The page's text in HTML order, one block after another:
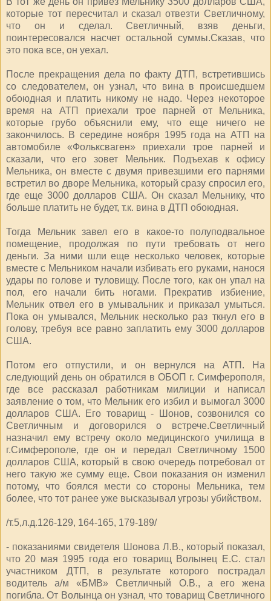
которые тот пересчитал и сказал отвезти Светличному,
что он и сделал. Светличный, взяв деньги,
поинтересовался насчет остальной суммы.Сказав, что
это пока все, он уехал.
После прекращения дела по факту ДТП, встретившись
со следователем, он узнал, что вина в происшедшем
обоюдная и платить никому не надо. Через некоторое
время на АТП приехали трое парней от Мельника,
которые грубо объяснили ему, что еще ничего не
закончилось. В середине ноября 1995 года на АТП на
автомобиле «Фольксваген» приехали трое парней и
сказали, что его зовет Мельник. Подъехав к офису
Мельника, он вместе с двумя привезшими его парнями
встретил во дворе Мельника, который сразу спросил его,
где еще 3000 долларов США. Он сказал Мельнику, что
больше платить не будет, т.к. вина в ДТП обоюдная.
Тогда Мельник завел его в какое-то полуподвальное
помещение, продолжая по пути требовать от него
деньги. За ними шли еще несколько человек, которые
вместе с Мельником начали избивать его руками, нанося
удары по голове и туловищу. После того, как он упал на
пол, его начали бить ногами. Прекратив избиение,
Мельник отвел его в умывальник и приказал умыться.
Пока он умывался, Мельник несколько раз ткнул его в
голову, требуя все равно заплатить ему 3000 долларов
США.
Потом его отпустили, и он вернулся на АТП. На
следующий день он обратился в ОБОП г. Симферополя,
где все рассказал работникам милиции и написал
заявление о том, что Мельник его избил и вымогал 3000
долларов США. Его товарищ - Шонов, созвонился со
Светличным и договорился о встрече.Светличный
назначил ему встречу около медицинского училища в
г.Симферополе, где он и передал Светличному 1500
долларов США, который в свою очередь потребовал от
него такую же сумму еще. Свои показания он изменил
потому, что боялся мести со стороны Мельника, тем
более, что тот ранее уже высказывал угрозы убийством.
/т.5,л.д.126-129, 164-165, 179-189/
- показаниями свидетеля Шонова Л.В., который показал,
что 20 мая 1995 года его товарищ Волынец Е.С. стал
участником ДТП, в результате которого пострадал
водитель а/м «БМВ» Светличный О.В., а его жена
погибла. От Волынца он узнал, что товарищ Светличного